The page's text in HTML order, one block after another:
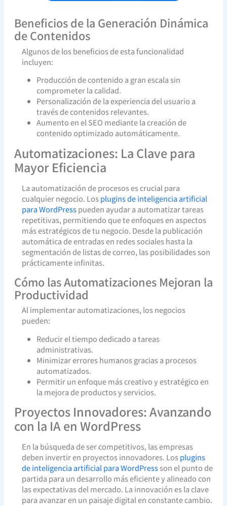
Beneficios de la Generación Dinámica
de Contenidos
Algunos de los beneficios de esta funcionalidad
incluyen:
Producción de contenido a gran escala sin
comprometer la calidad.
Personalización de la experiencia del usuario a
través de contenidos relevantes.
Aumento en el SEO mediante la creación de
contenido optimizado automáticamente.
Automatizaciones: La Clave para
Mayor Eficiencia
La automatización de procesos es crucial para
cualquier negocio. Losplugins de inteligencia artificial
para WordPresspueden ayudar a automatizar tareas
repetitivas, permitiendo que te enfoques en aspectos
más estratégicos de tu negocio. Desde la publicación
automática de entradas en redes sociales hasta la
segmentación de listas de correo, las posibilidades son
prácticamente infinitas.
Cómo las Automatizaciones Mejoran la
Productividad
Al implementar automatizaciones, los negocios
pueden:
Reducir el tiempo dedicado a tareas
administrativas.
Minimizar errores humanos gracias a procesos
automatizados.
Permitir un enfoque más creativo y estratégico en
la mejora de productos y servicios.
Proyectos Innovadores: Avanzando
con la IA en WordPress
En la búsqueda de ser competitivos, las empresas
deben invertir en proyectos innovadores. Losplugins
de inteligencia artificial para WordPressson el punto de
partida para un desarrollo más eficiente y alineado con
las expectativas del mercado. La innovación es la clave
para avanzar en un paisaje digital en constante cambio.